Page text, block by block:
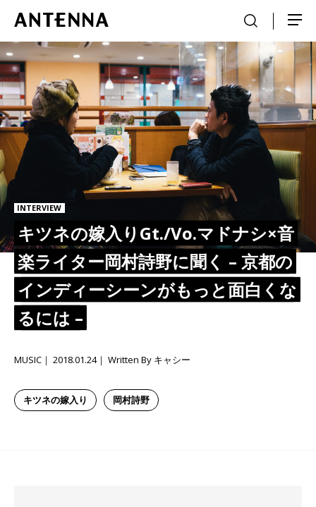
INTERVIEW
キツネの嫁入りGt./Vo.マドナシ×音
楽ライター岡村詩野に聞く – 京都の
インディーシーンがもっと面白くな
るには –
キツネの嫁入り 岡村詩野
MUSIC 2018.01.24 Written By キャシー